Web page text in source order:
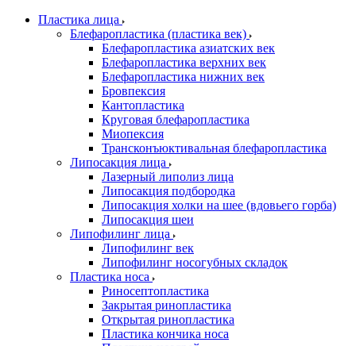
Пластика лица
Блефаропластика (пластика век)
Блефаропластика азиатских век
Блефаропластика верхних век
Блефаропластика нижних век
Бровпексия
Кантопластика
Круговая блефаропластика
Миопексия
Трансконъюктивальная блефаропластика
Липосакция лица
Лазерный липолиз лица
Липосакция подбородка
Липосакция холки на шее (вдовьего горба)
Липосакция шеи
Липофилинг лица
Липофилинг век
Липофилинг носогубных складок
Пластика носа
Риносептопластика
Закрытая ринопластика
Открытая ринопластика
Пластика кончика носа